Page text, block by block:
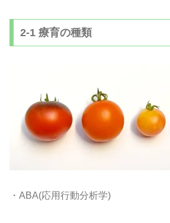
2-1 療育の種類
・ABA(応用行動分析学)